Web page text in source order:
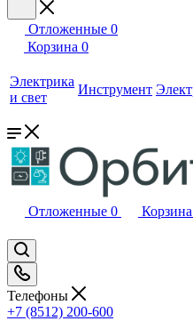
Отложенные 0
Корзина 0
Электрика
и свет
Инструмент
Отложенные 0 Корзина
Телефоны
+7 (8512) 200-600